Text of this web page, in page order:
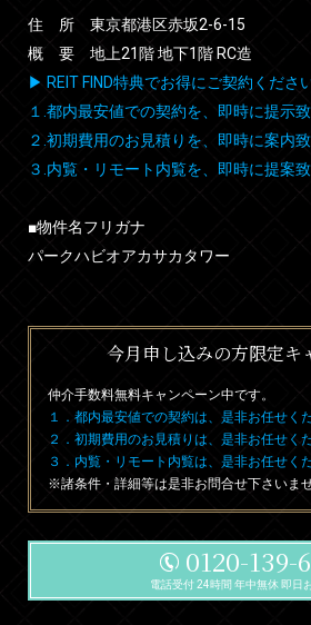
住 所 東京都港区赤坂2-6-15
概 要 地上21階 地下1階 RC造
▶ REIT FIND特典でお得にご契約くださ
１.都内最安値での契約を、即時に提示致
２.初期費用のお見積りを、即時に案内致
３.内覧・リモート内覧を、即時に提案致
■物件名フリガナ
パークハビオアカサカタワー
今月申し込みの方限定キ
仲介手数料無料キャンペーン中です。
１．都内最安値での契約は、是非お任せくだ
２．初期費用のお見積りは、是非お任せくだ
３．内覧・リモート内覧は、是非お任せくだ
※諸条件・詳細等は是非お問合せ下さいませ
0120-139-
電話受付 24時間 年中無休 即日